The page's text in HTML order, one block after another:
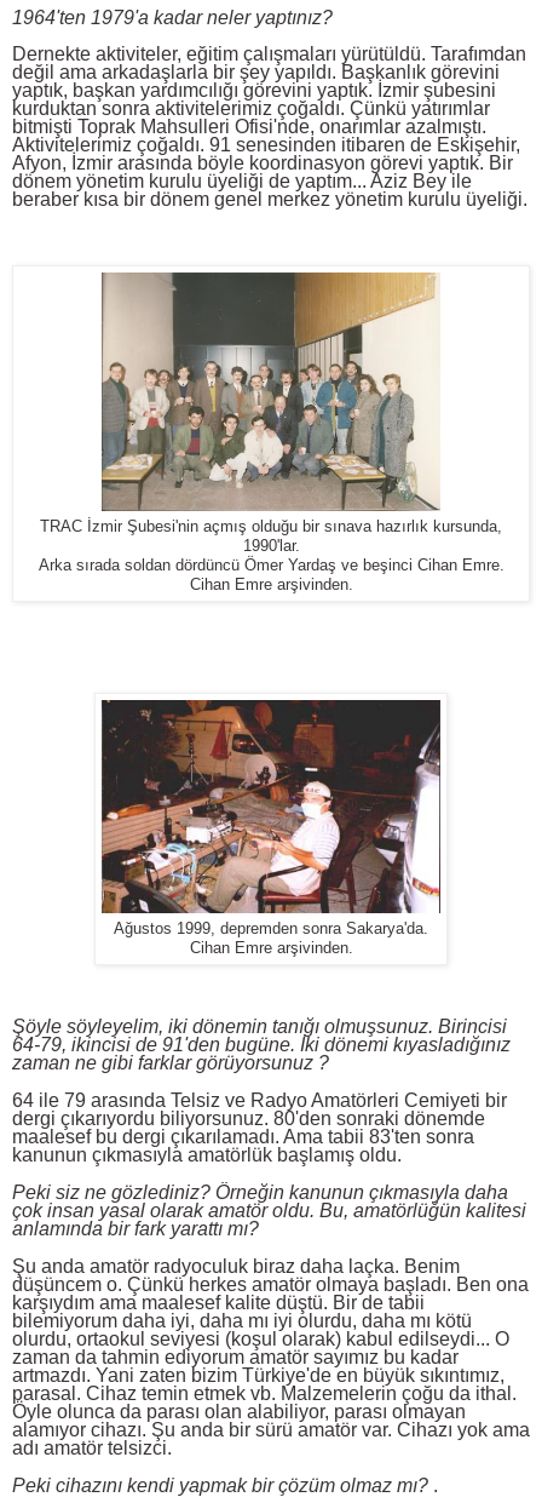
1964'ten 1979'a kadar neler yaptınız?
Dernekte aktiviteler, eğitim çalışmaları yürütüldü. Tarafımdan
değil ama arkadaşlarla bir şey yapıldı. Başkanlık görevini
yaptık, başkan yardımcılığı görevini yaptık. İzmir şubesini
kurduktan sonra aktivitelerimiz çoğaldı. Çünkü yatırımlar
bitmişti Toprak Mahsulleri Ofisi'nde, onarımlar azalmıştı.
Aktivitelerimiz çoğaldı. 91 senesinden itibaren de Eskişehir,
Afyon, İzmir arasında böyle koordinasyon görevi yaptık. Bir
dönem yönetim kurulu üyeliği de yaptım... Aziz Bey ile
beraber kısa bir dönem genel merkez yönetim kurulu üyeliği.
TRAC İzmir Şubesi'nin açmış olduğu bir sınava hazırlık kursunda,
1990'lar.
Arka sırada soldan dördüncü Ömer Yardaş ve beşinci Cihan Emre.
Cihan Emre arşivinden.
Ağustos 1999, depremden sonra Sakarya'da.
Cihan Emre arşivinden.
Şöyle söyleyelim, iki dönemin tanığı olmuşsunuz. Birincisi
64-79, ikincisi de 91'den bugüne. İki dönemi kıyasladığınız
zaman ne gibi farklar görüyorsunuz ?
64 ile 79 arasında Telsiz ve Radyo Amatörleri Cemiyeti bir
dergi çıkarıyordu biliyorsunuz. 80'den sonraki dönemde
maalesef bu dergi çıkarılamadı. Ama tabii 83'ten sonra
kanunun çıkmasıyla amatörlük başlamış oldu.
Peki siz ne gözlediniz? Örneğin kanunun çıkmasıyla daha
çok insan yasal olarak amatör oldu. Bu, amatörlüğün kalitesi
anlamında bir fark yarattı mı?
Şu anda amatör radyoculuk biraz daha laçka. Benim
düşüncem o. Çünkü herkes amatör olmaya başladı. Ben ona
karşıydım ama maalesef kalite düştü. Bir de tabii
bilemiyorum daha iyi, daha mı iyi olurdu, daha mı kötü
olurdu, ortaokul seviyesi (koşul olarak) kabul edilseydi... O
zaman da tahmin ediyorum amatör sayımız bu kadar
artmazdı. Yani zaten bizim Türkiye'de en büyük sıkıntımız,
parasal. Cihaz temin etmek vb. Malzemelerin çoğu da ithal.
Öyle olunca da parası olan alabiliyor, parası olmayan
alamıyor cihazı. Şu anda bir sürü amatör var. Cihazı yok ama
adı amatör telsizci.
Peki cihazını kendi yapmak bir çözüm olmaz mı? .